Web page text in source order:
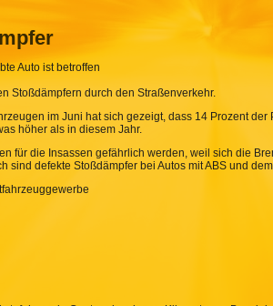
Auto ist betroffen
Stoßdämpfern durch den Straßenverkehr.
im Juni hat sich gezeigt, dass 14 Prozent
höher als in diesem Jahr.
für die Insassen gefährlich werden, weil sich die
sind defekte Stoßdämpfer bei Autos mit ABS und